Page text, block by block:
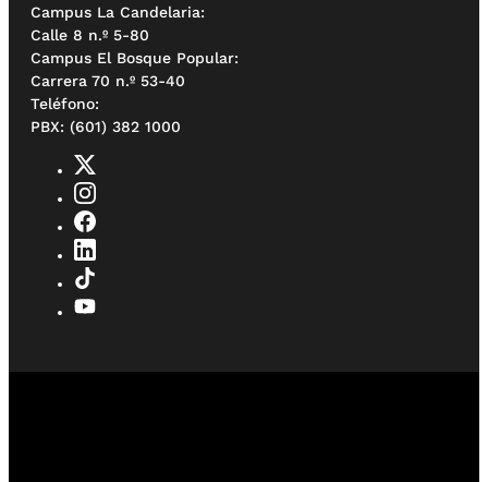
Campus La Candelaria:
Calle 8 n.º 5-80
Campus El Bosque Popular:
Carrera 70 n.º 53-40
Teléfono:
PBX: (601) 382 1000